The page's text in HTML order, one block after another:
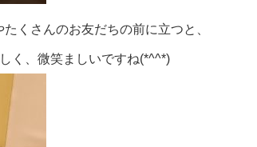
くさんのお友だちの前に立つと、
く、微笑ましいですね(*^^*)